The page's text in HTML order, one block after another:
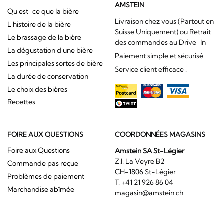
Qu'est-ce que la bière
L'histoire de la bière
Le brassage de la bière
La dégustation d'une bière
Les principales sortes de bière
La durée de conservation
Le choix des bières
Recettes
AMSTEIN
Livraison chez vous (Partout en
Suisse Uniquement) ou Retrait
des commandes au Drive-In
Paiement simple et sécurisé
Service client efficace !
FOIRE AUX QUESTIONS
Foire aux Questions
Commande pas reçue
Problèmes de paiement
Marchandise abîmée
COORDONNÉES MAGASINS
Amstein SA St-Légier
Z.I. La Veyre B2
CH-1806 St-Légier
T. +41 21 926 86 04
magasin@amstein.ch